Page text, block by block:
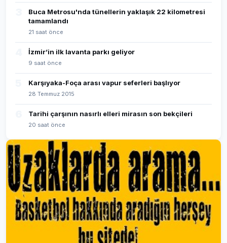
Buca Metrosu'nda tünellerin yaklaşık 22 kilometresi
tamamlandı
21 saat önce
İzmir’in ilk lavanta parkı geliyor
9 saat önce
Karşıyaka-Foça arası vapur seferleri başlıyor
28 Temmuz 2015
Tarihi çarşının nasırlı elleri mirasın son bekçileri
20 saat önce